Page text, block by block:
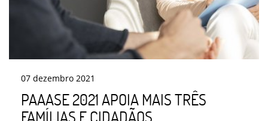
07 dezembro 2021
PAAASE 2021 APOIA MAIS TRÊS
FAMÍLIAS E CIDADÃOS